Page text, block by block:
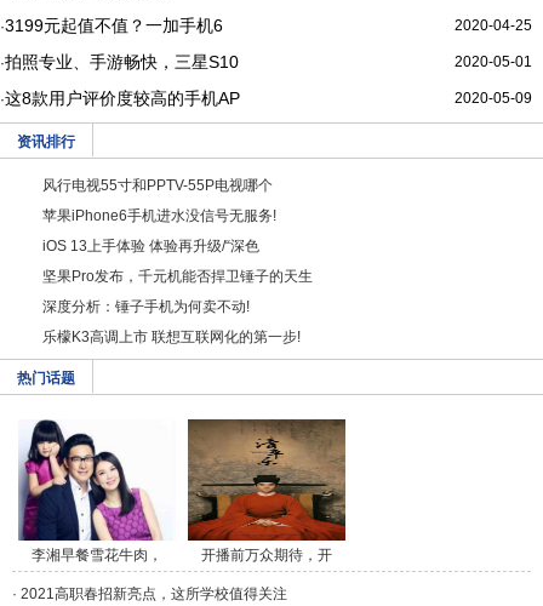
2020-04-25
·3199元起值不值？一加手机6
2020-05-01
·拍照专业、手游畅快，三星S10
2020-05-09
·这8款用户评价度较高的手机AP
资讯排行
风行电视55寸和PPTV-55P电视哪个
苹果iPhone6手机进水没信号无服务!
iOS 13上手体验 体验再升级/“深色
坚果Pro发布，千元机能否捍卫锤子的天生
深度分析：锤子手机为何卖不动!
乐檬K3高调上市 联想互联网化的第一步!
热门话题
李湘早餐雪花牛肉，
午/a>
开播前万众期待，开
播/a>
· 2021高职春招新亮点，这所学校值得关注